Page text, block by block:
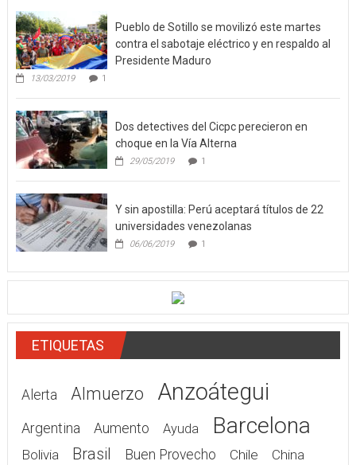
Pueblo de Sotillo se movilizó este martes
contra el sabotaje eléctrico y en respaldo al
Presidente Maduro
13/03/2019 1
Dos detectives del Cicpc perecieron en
choque en la Vía Alterna
29/05/2019 1
Y sin apostilla: Perú aceptará títulos de 22
universidades venezolanas
06/06/2019 1
ETIQUETAS
Alerta Almuerzo Anzoátegui
Argentina Aumento Ayuda Barcelona
Bolivia Brasil Buen Provecho Chile
China